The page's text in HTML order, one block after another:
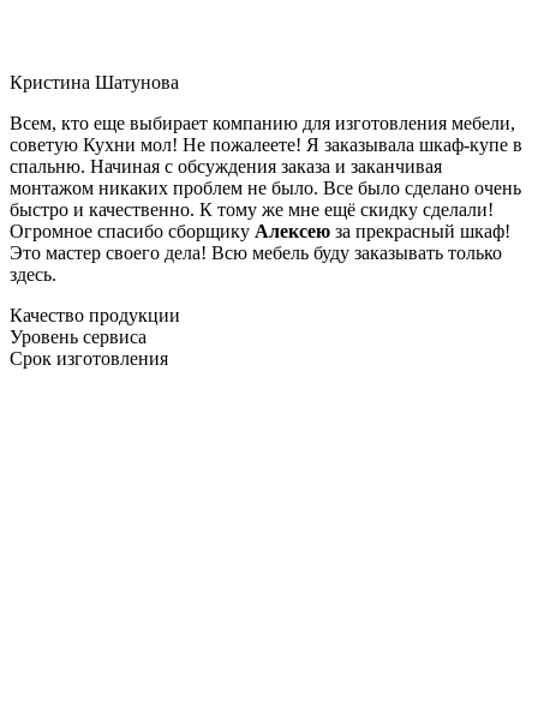
Кристина Шатунова
Всем, кто еще выбирает компанию для изготовления мебели,
советую Кухни мол! Не пожалеете! Я заказывала шкаф-купе в
спальню. Начиная с обсуждения заказа и заканчивая
монтажом никаких проблем не было. Все было сделано очень
быстро и качественно. К тому же мне ещё скидку сделали!
Огромное спасибо сборщику Алексею за прекрасный шкаф!
Это мастер своего дела! Всю мебель буду заказывать только
здесь.
Качество продукции
Уровень сервиса
Срок изготовления